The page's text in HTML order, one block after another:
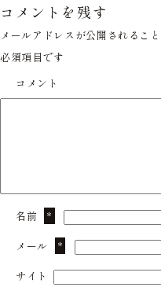
コメントを残す
メールアドレスが公開されること
必須項目です
コメント
名前 *
メール *
サイト